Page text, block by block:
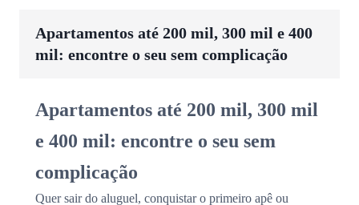
Apartamentos até 200 mil, 300 mil e 400
mil: encontre o seu sem complicação
Apartamentos até 200 mil, 300 mil
e 400 mil: encontre o seu sem
complicação
Quer sair do aluguel, conquistar o primeiro apê ou